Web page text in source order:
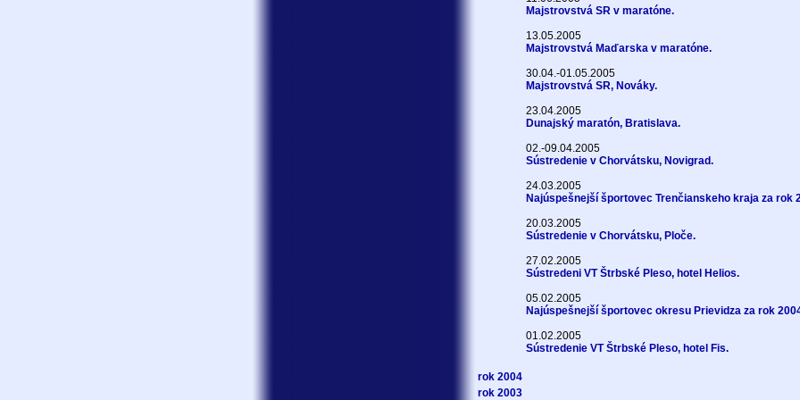
Majstrovstvá SR v maratóne.
13.05.2005
Majstrovstvá Maďarska v maratóne.
30.04.-01.05.2005
Majstrovstvá SR, Nováky.
23.04.2005
Dunajský maratón, Bratislava.
02.-09.04.2005
Sústredenie v Chorvátsku, Novigrad.
24.03.2005
Najúspešnejší športovec Trenčianskeho kraja za rok
20.03.2005
Sústredenie v Chorvátsku, Ploče.
27.02.2005
Sústredeni VT Štrbské Pleso, hotel Helios.
05.02.2005
Najúspešnejší športovec okresu Prievidza za rok
01.02.2005
Sústredenie VT Štrbské Pleso, hotel Fis.
rok 2004
rok 2003